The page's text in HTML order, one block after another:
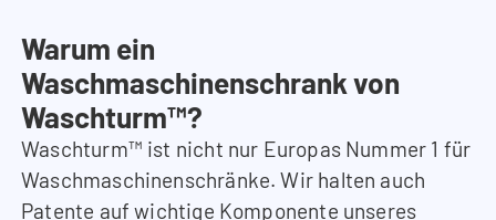
Warum ein
Waschmaschinenschrank von
Waschturm™?
Waschturm™ ist nicht nur Europas Nummer 1 für
Waschmaschinenschränke. Wir halten auch
Patente auf wichtige Komponente unseres